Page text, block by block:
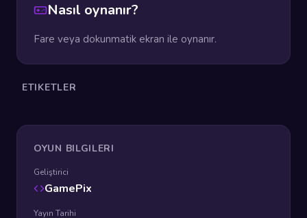
Nasıl oynanır?
Fare veya dokunmatik ekran ile oynanır.
ETIKETLER
OYUN BILGILERI
Geliştirici
GamePix
Yayın Tarihi